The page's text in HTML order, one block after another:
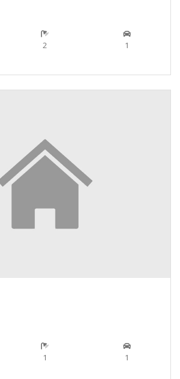
2
1
1
1